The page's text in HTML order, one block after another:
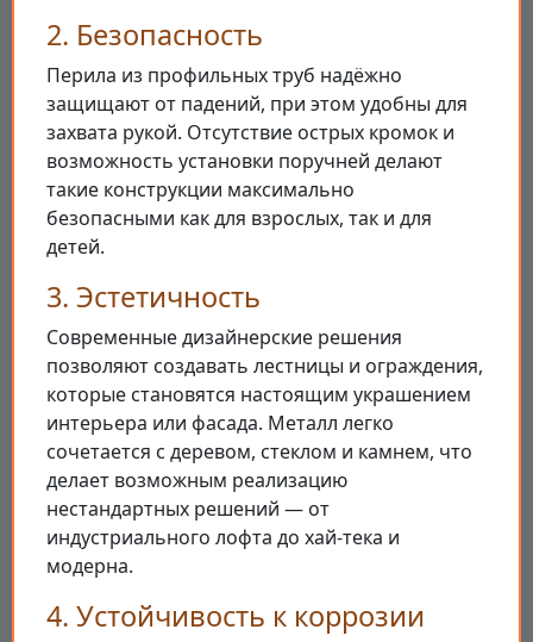
2. Безопасность
Перила из профильных труб надёжно
защищают от падений, при этом удобны для
захвата рукой. Отсутствие острых кромок и
возможность установки поручней делают
такие конструкции максимально
безопасными как для взрослых, так и для
детей.
3. Эстетичность
Современные дизайнерские решения
позволяют создавать лестницы и ограждения,
которые становятся настоящим украшением
интерьера или фасада. Металл легко
сочетается с деревом, стеклом и камнем, что
делает возможным реализацию
нестандартных решений — от
индустриального лофта до хай-тека и
модерна.
4. Устойчивость к коррозии